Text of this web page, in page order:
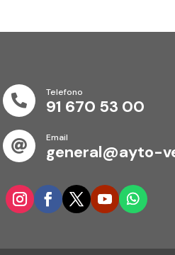

Telefono
91 670 53 00

Email
general@ayto-